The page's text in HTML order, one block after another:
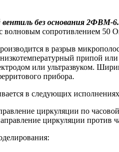
без основания 2ФВМ-
сопротивлением 50
в разрыв
припой
или ультразвуком.
прибора.
в следующих
циркуляции по часовой
циркуляции против